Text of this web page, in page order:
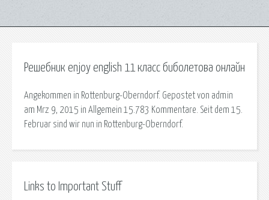
Решебник enjoy english 11 класс биболетова онлайн
Angekommen in Rottenburg-Oberndorf. Gepostet von admin
am Mrz 9, 2015 in Allgemein 15.783 Kommentare. Seit dem 15.
Februar sind wir nun in Rottenburg-Oberndorf.
Links to Important Stuff